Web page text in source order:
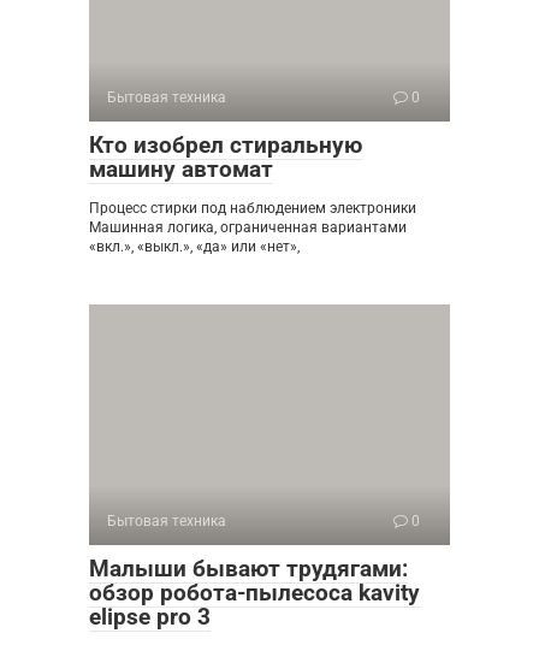
Бытовая техника 0
Кто изобрел стиральную
машину автомат
Процесс стирки под наблюдением электроники
Машинная логика, ограниченная вариантами
«вкл.», «выкл.», «да» или «нет»,
Бытовая техника 0
Малыши бывают трудягами:
обзор робота-пылесоса kavity
elipse pro 3